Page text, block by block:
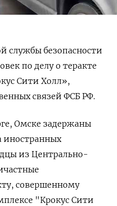
службы безопасности
по делу о теракте
Сити Холл»,
связей ФСБ РФ.
Омске задержаны
иностранных
из Центрально-
совершенному
"Крокус Сити